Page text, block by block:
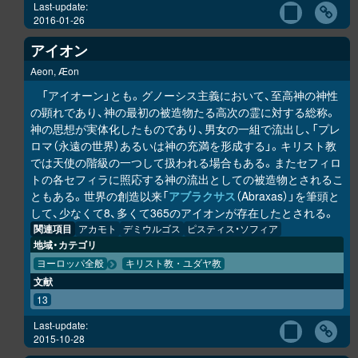
Last-update:
2016-01-26
アイオン
Aeon, Æon
「アイオーン」とも。グノーシス主義において、至高神の神性
の顕れであり、神の最初の被造物たる高次の霊に対する総称。
神の思想が実体化したものであり、男女の一組で流出し、「プレ
ロマ（永遠の世界）あるいは神の充満を形成する」。キリスト教
では天使の階級の一つして扱われる場合もある。またセフィロ
トの各セフィラに照応する神の流出としての被造物とされるこ
ともある。世界の創造以来「アブラクサス（Abraxas）」を筆頭と
して、少なくて8、多くて365のアイオンが存在したとされる。
関連項目 アカモト デミウルゴス ピスティス・ソフィア
地域・カテゴリ
ヨーロッパ全般 キリスト教・ユダヤ教
文献
13
Last-update:
2015-10-28